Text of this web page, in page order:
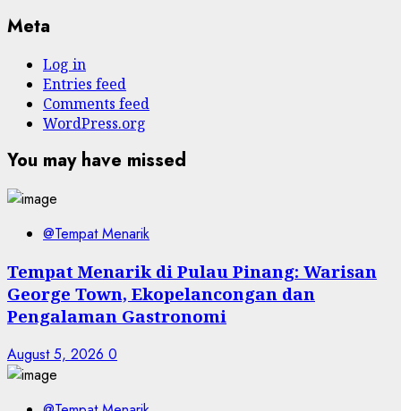
Meta
Log in
Entries feed
Comments feed
WordPress.org
You may have missed
@Tempat Menarik
Tempat Menarik di Pulau Pinang: Warisan
George Town, Ekopelancongan dan
Pengalaman Gastronomi
August 5, 2026 0